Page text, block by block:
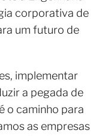
corporativa de
um futuro de
implementar
a pegada de
o caminho para
as empresas